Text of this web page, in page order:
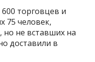
торговцев и
75 человек,
не вставших на
доставили в